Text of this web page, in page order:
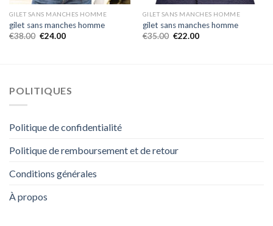
GILET SANS MANCHES HOMME
gilet sans manches homme
€38.00 €24.00
GILET SANS MANCHES HOMME
gilet sans manches homme
€35.00 €22.00
POLITIQUES
Politique de confidentialité
Politique de remboursement et de retour
Conditions générales
À propos